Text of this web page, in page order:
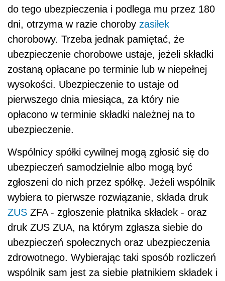
do tego ubezpieczenia i podlega mu przez 180
dni, otrzyma w razie choroby zasiłek
chorobowy. Trzeba jednak pamiętać, że
ubezpieczenie chorobowe ustaje, jeżeli składki
zostaną opłacane po terminie lub w niepełnej
wysokości. Ubezpieczenie to ustaje od
pierwszego dnia miesiąca, za który nie
opłacono w terminie składki należnej na to
ubezpieczenie.
Wspólnicy spółki cywilnej mogą zgłosić się do
ubezpieczeń samodzielnie albo mogą być
zgłoszeni do nich przez spółkę. Jeżeli wspólnik
wybiera to pierwsze rozwiązanie, składa druk
ZUS ZFA - zgłoszenie płatnika składek - oraz
druk ZUS ZUA, na którym zgłasza siebie do
ubezpieczeń społecznych oraz ubezpieczenia
zdrowotnego. Wybierając taki sposób rozliczeń
wspólnik sam jest za siebie płatnikiem składek i